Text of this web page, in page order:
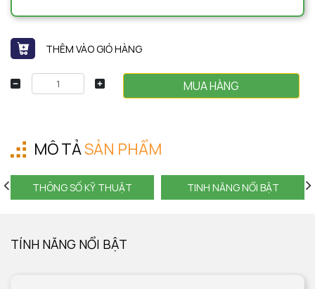
THÊM VÀO GIỎ HÀNG
MUA HÀNG
MÔ TẢSẢN PHẨM
THÔNG SỐ KỸ THUẬT TINH NĂNG NỔI BẬT
TÍNH NĂNG NỔI BẬT